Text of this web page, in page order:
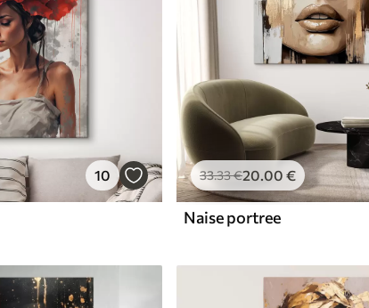
10 33.33€20.00 €
Naise portree